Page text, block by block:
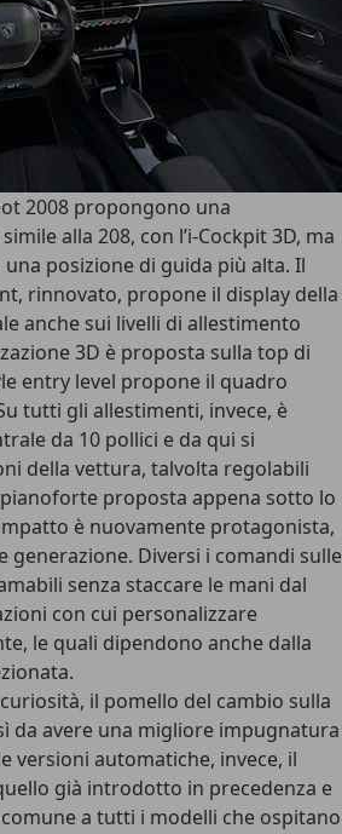
2008 propongono una
alla 208, con l’i-Cockpit 3D, ma
posizione di guida più alta. Il
rinnovato, propone il display della
anche sui livelli di allestimento
3D è proposta sulla top di
entry level propone il quadro
tutti gli allestimenti, invece, è
da 10 pollici e da qui si
della vettura, talvolta regolabili
proposta appena sotto lo
è nuovamente protagonista,
generazione. Diversi i comandi sulle
senza staccare le mani dal
con cui personalizzare
le quali dipendono anche dalla
il pomello del cambio sulla
da avere una migliore impugnatura
versioni automatiche, invece, il
già introdotto in precedenza e
a tutti i modelli che ospitano